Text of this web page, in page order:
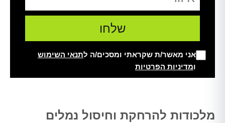
אני מאשר/ת שקראתי ומסכים/ה לתנאי השימוש
ומדיניות הפרטיות
מלכודות להרחקת וחיסול נמלים